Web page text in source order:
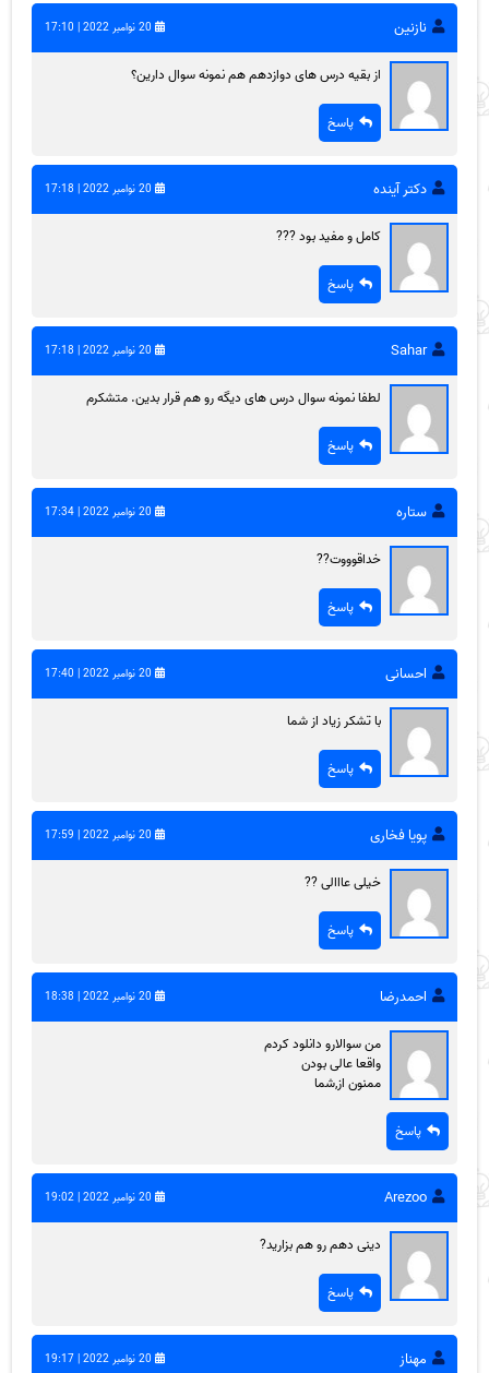
نازنین 20 نوامبر 2022 | 17:10
از بقیه درس های دوازدهم هم نمونه سوال دارین؟
پاسخ
دکتر آینده 20 نوامبر 2022 | 17:18
کامل و مفید بود ???
پاسخ
Sahar 20 نوامبر 2022 | 17:18
لطفا نمونه سوال درس های دیگه رو هم قرار بدین. متشکرم
پاسخ
ستاره 20 نوامبر 2022 | 17:34
خداقوووت??
پاسخ
احسانی 20 نوامبر 2022 | 17:40
با تشکر زیاد از شما
پاسخ
پویا فخاری 20 نوامبر 2022 | 17:59
خیلی عااالی ??
پاسخ
احمدرضا 20 نوامبر 2022 | 18:38
من سوالارو دانلود کردم
واقعا عالی بودن
ممنون از,شما
پاسخ
Arezoo 20 نوامبر 2022 | 19:02
دینی دهم رو هم بزارید?
پاسخ
مهناز 20 نوامبر 2022 | 19:17